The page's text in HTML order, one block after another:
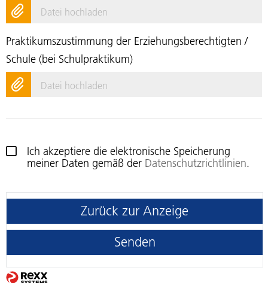
Datei hochladen
Praktikumszustimmung der Erziehungsberechtigten /
Schule (bei Schulpraktikum)
Datei hochladen
Ich akzeptiere die elektronische Speicherung
meiner Daten gemäß der Datenschutzrichtlinien.
Zurück zur Anzeige
Senden